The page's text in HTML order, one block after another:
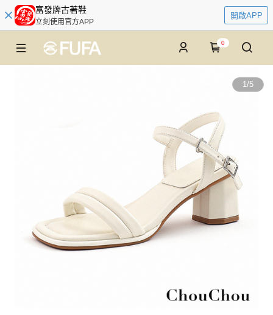
富發牌古著鞋
立刻使用官方APP
開啟APP
0
1/5